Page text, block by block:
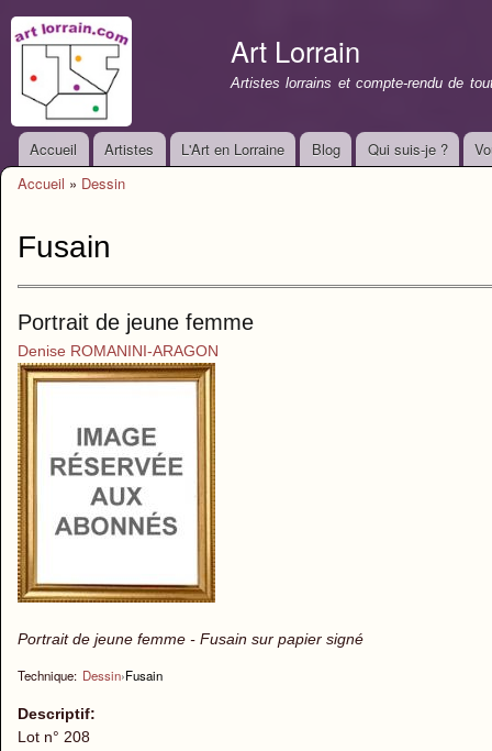
Art Lorrain
Artistes lorrains et compte-rendu de
Menu principal
Accueil Artistes L'Art en Lorraine Blog Qui suis-je ?
Accueil » Dessin
Fusain
Portrait de jeune femme
Denise ROMANINI-ARAGON
Portrait de jeune femme - Fusain sur papier signé
Technique: Dessin›Fusain
Descriptif:
Lot n° 208